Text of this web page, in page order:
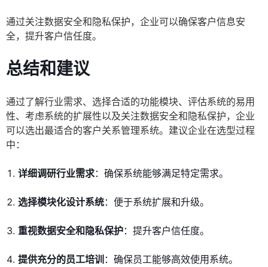
通过关注数据安全和隐私保护，企业可以确保客户信息安
全，提升客户信任度。
总结和建议
通过了解行业需求、选择合适的功能模块、评估系统的易用
性、考虑系统的扩展性以及关注数据安全和隐私保护，企业
可以选出最适合的客户关系管理系统。建议企业在选型过程
中：
详细调研行业需求：确保系统能够满足特定需求。
选择模块化设计系统：便于系统扩展和升级。
重视数据安全和隐私保护：提升客户信任度。
提供充分的员工培训 ：确保员工能够高效使用系统。